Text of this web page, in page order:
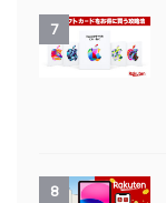
7
8